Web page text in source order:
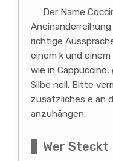
Der Name
richtige
einem k und
wie in
Silbe nell. Bitte
zusätzliches e an
anzuhängen.
Wer Steckt